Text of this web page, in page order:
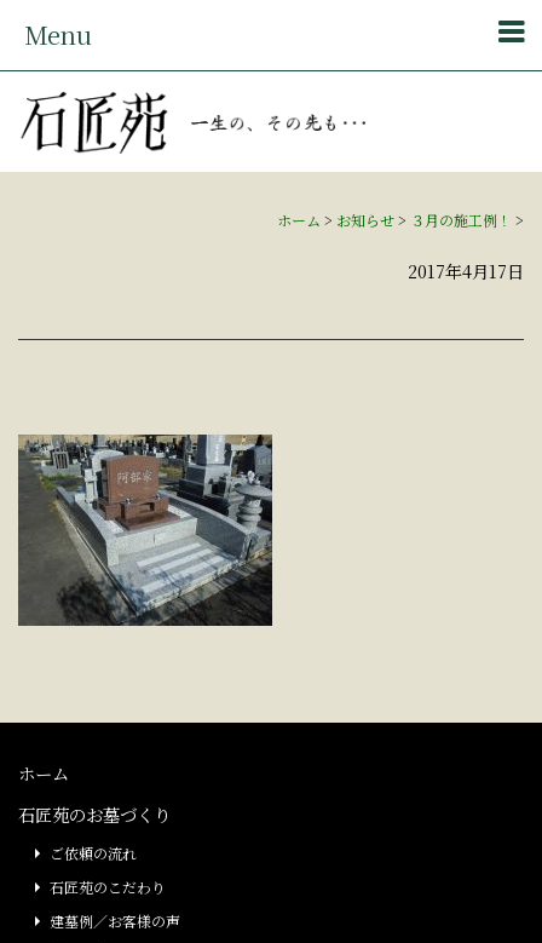
Menu
ホーム > お知らせ> ３月の施工例！ >
2017年4月17日
ホーム
石匠苑のお墓づくり
ご依頼の流れ
石匠苑のこだわり
建墓例／お客様の声